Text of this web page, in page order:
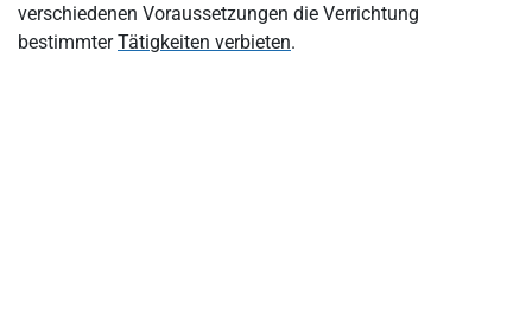
verschiedenen Voraussetzungen die Verrichtung
bestimmterTätigkeiten verbieten.